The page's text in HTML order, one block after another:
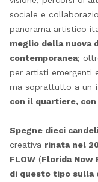
sociale e
panorama artistico
meglio della nuova
contemporanea;
per artisti emergenti
ma soprattutto a un
con il quartiere,
Spegne dieci
creativa rinata nel
FLOW(Florida Now
di questo tipo sulla